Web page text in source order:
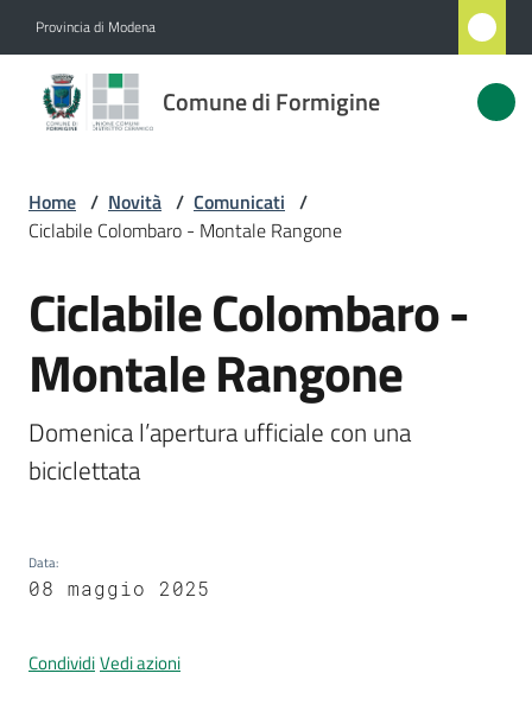
Provincia di Modena
Comune di Formigine
Comune
di
Novità
Servizi
Vivere
Formigine
appuntamenti
Home / Novità / Comunicati /
Ciclabile Colombaro - Montale Rangone
Salta al contenuto
Ciclabile Colombaro -
Montale Rangone
Domenica l’apertura ufficiale con una
Data:
08 maggio 2025
CondividiVedi azioni